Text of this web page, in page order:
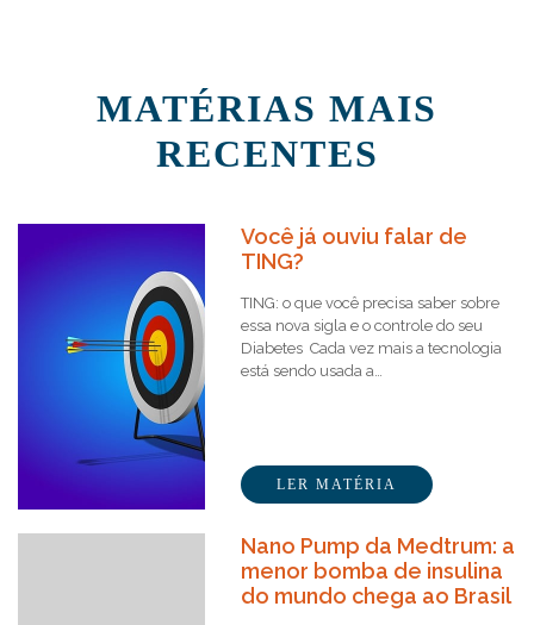
MATÉRIAS MAIS
RECENTES
Você já ouviu falar de
TING?
TING: o que você precisa saber sobre
essa nova sigla e o controle do seu
Diabetes Cada vez mais a tecnologia
está sendo usada a…
LER MATÉRIA
Nano Pump da Medtrum: a
menor bomba de insulina
do mundo chega ao Brasil